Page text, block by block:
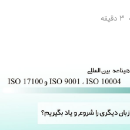
3 دقیقه